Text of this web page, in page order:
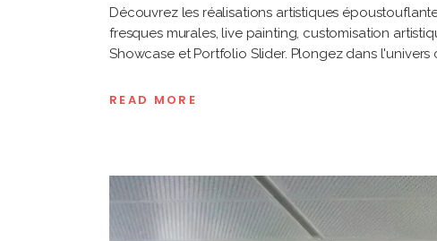
Découvrez les réalisations artistiques
fresques murales, live painting, customisation
Showcase et Portfolio Slider. Plongez dans l'univers
READ MORE